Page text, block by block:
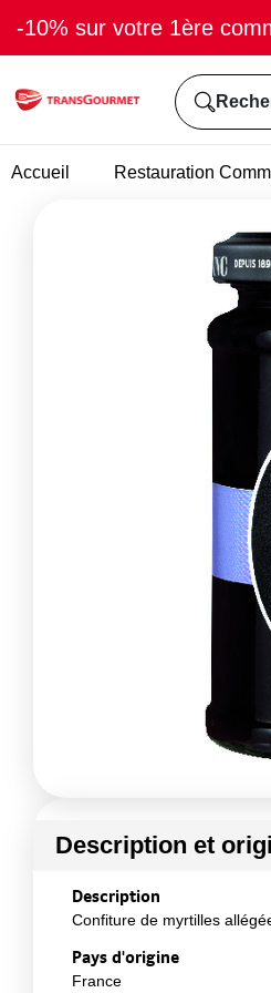
-10% sur votre 1ère
Accueil Restauration
Description et
Description
Confiture de myrtilles
Pays d'origine
France